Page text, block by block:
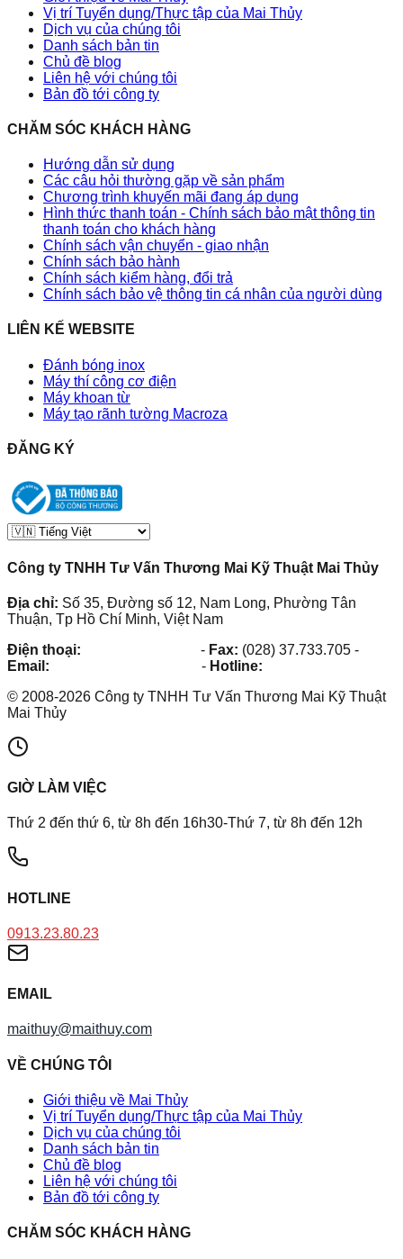
Vị trí Tuyển dụng/Thực tập của Mai Thủy
Dịch vụ của chúng tôi
Danh sách bản tin
Chủ đề blog
Liên hệ với chúng tôi
Bản đồ tới công ty
CHĂM SÓC KHÁCH HÀNG
Hướng dẫn sử dụng
Các câu hỏi thường gặp về sản phẩm
Chương trình khuyến mãi đang áp dụng
Hình thức thanh toán - Chính sách bảo mật thông tin
thanh toán cho khách hàng
Chính sách vận chuyển - giao nhận
Chính sách bảo hành
Chính sách kiểm hàng, đổi trả
Chính sách bảo vệ thông tin cá nhân của người dùng
LIÊN KẾ WEBSITE
Đánh bóng inox
Máy thí công cơ điện
Máy khoan từ
Máy tạo rãnh tường Macroza
ĐĂNG KÝ
Công ty TNHH Tư Vấn Thương Mai Kỹ Thuật Mai Thủy
Địa chỉ: Số 35, Đường số 12, Nam Long, Phường Tân
Thuận, Tp Hồ Chí Minh, Việt Nam
Điện thoại:
- Fax: (028) 37.733.705 -
Email:
- Hotline:
© 2008-2026 Công ty TNHH Tư Vấn Thương Mai Kỹ Thuật
Mai Thủy
GIỜ LÀM VIỆC
Thứ 2 đến thứ 6, từ 8h đến 16h30-Thứ 7, từ 8h đến 12h
HOTLINE
0913.23.80.23
EMAIL
maithuy@maithuy.com
VỀ CHÚNG TÔI
Giới thiệu về Mai Thủy
Vị trí Tuyển dụng/Thực tập của Mai Thủy
Dịch vụ của chúng tôi
Danh sách bản tin
Chủ đề blog
Liên hệ với chúng tôi
Bản đồ tới công ty
CHĂM SÓC KHÁCH HÀNG